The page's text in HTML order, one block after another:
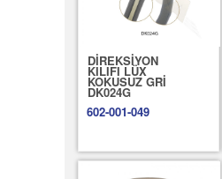
DİREKSİYON
KILIFI LÜX
KOKUSUZ GRİ
DK024G
602-001-049